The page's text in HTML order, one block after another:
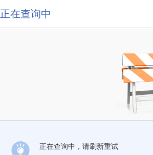
正在查询中
正在查询中，请刷新重试